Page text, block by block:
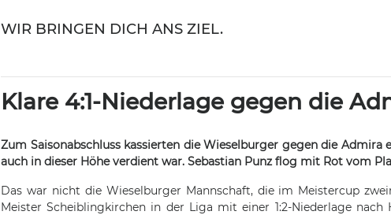
WIR BRINGEN DICH ANS ZIEL.
Klare 4:1-Niederlage gegen die
Zum Saisonabschluss kassierten die Wieselburger gegen die Admira
auch in dieser Höhe verdient war. Sebastian Punz flog mit Rot vom
Das war nicht die Wieselburger Mannschaft, die im Meistercup
Meister Scheiblingkirchen in der Liga mit einer 1:2-Niederlage nach